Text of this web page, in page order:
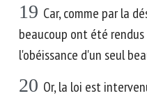
19 Car, comme par la
beaucoup ont été
l'obéissance d'un seul
20 Or, la loi est